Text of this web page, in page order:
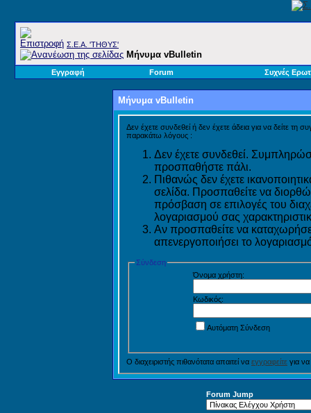
Σ.E.A. 'ΤΗΘΥΣ'
Μήνυμα vBulletin
Εγγραφή Forum Συχνές
Μήνυμα vBulletin
Δεν έχετε συνδεθεί ή δεν έχετε άδεια για να δείτε τη
παρακάτω λόγους :
Δεν έχετε συνδεθεί.
προσπαθήστε πάλι.
Πιθανώς δεν έχετε
σελίδα. Προσπαθείτε να
πρόσβαση σε επιλογές του
λογαριασμού σας
Αν προσπαθείτε να
απενεργοποιήσει το
Σύνδεση
Όνομα χρήστη:
Κωδικός:
Αυτόματη Σύνδεση
Ο διαχειριστής πιθανότατα απαιτεί να εγγραφείτε για
Forum Jump